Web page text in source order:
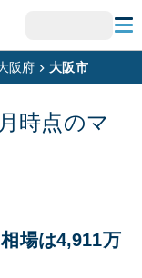
阪府 大阪市
時点のマ
場は4,911万